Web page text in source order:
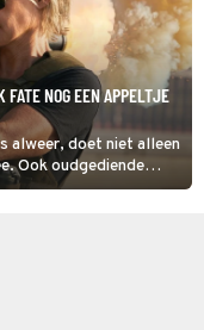
NOG EEN APPELTJE
alweer, doet niet alleen
Ook oudgediende